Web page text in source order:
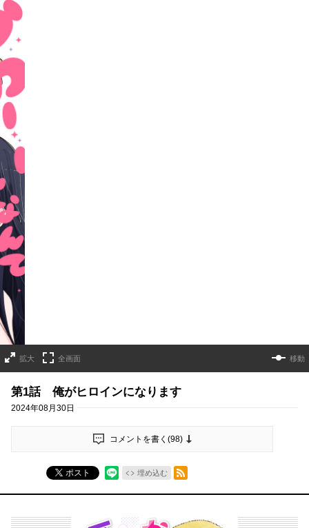
拡大 全画面 移動
第1話 俺がヒロインになります
2024年08月30日
コメントを書く(98)
ポスト 埋め込む
RSSフィード